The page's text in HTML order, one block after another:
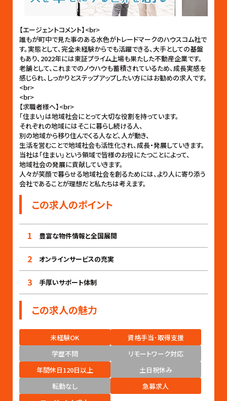
【エージェントコメント】<br>
誰もが町中で見た事のある水色がトレードマークのハウスコム社で
す。実態として、完全未経験からでも活躍できる、大手としての基盤
もあり、2022年には東証プライム上場も果たした不動産企業です。
老舗として、これまでのノウハウも蓄積されているため、成長実感を
感じられ、しっかりとステップアップしたい方にはお勧めの求人です。
<br>
<br>
【求職者様へ】<br>
「住まい」は地域社会にとって大切な役割を持っています。
それぞれの地域にはそこに暮らし続ける人、
別の地域から移り住んでくる人など、人が動き、
生活を営むことで地域社会も活性化され、成長・発展していきます。
当社は「住まい」という領域で皆様のお役にたつことによって、
地域社会の発展に貢献していきます。
人々が笑顔で暮らせる地域社会を創るためには、より人に寄り添う
会社であることが理想だと私たちは考えます。
この求人のポイント
1 豊富な物件情報と全国展開
2 オンラインサービスの充実
3 手厚いサポート体制
この求人の魅力
未経験OK
資格手当･取得支援
学歴不問
リモートワーク対応
年間休日120日以上
土日祝休み
転勤なし
急募求人